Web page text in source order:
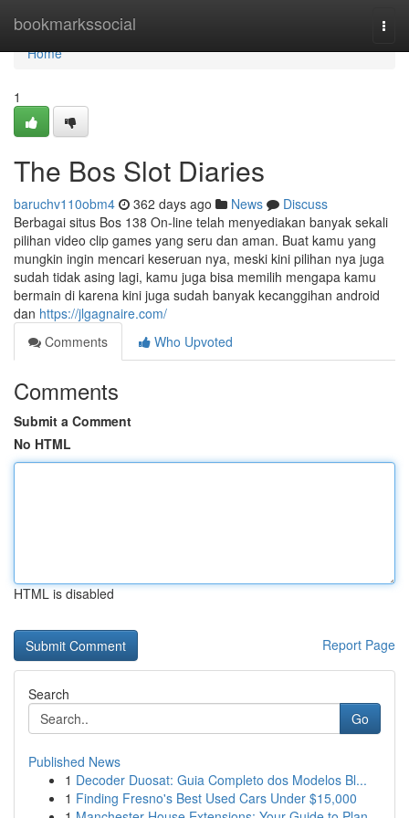
bookmarkssocial
Home
Home
1
The Bos Slot Diaries
baruchv110obm4 362 days ago News
Discuss
Berbagai situs Bos 138 On-line telah menyediakan banyak sekali
pilihan video clip games yang seru dan aman. Buat kamu yang
mungkin ingin mencari keseruan nya, meski kini pilihan nya juga
sudah tidak asing lagi, kamu juga bisa memilih mengapa kamu
bermain di karena kini juga sudah banyak kecanggihan android
dan https://jlgagnaire.com/
Comments
Who Upvoted
Comments
Submit a Comment
No HTML
HTML is disabled
Report Page
Search
Go
Published News
1 Decoder Duosat: Guia Completo dos Modelos Bl...
1 Finding Fresno's Best Used Cars Under $15,000